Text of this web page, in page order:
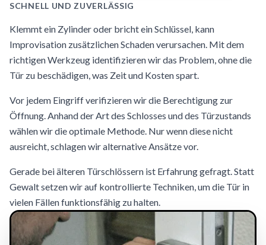
SCHNELL UND ZUVERLÄSSIG
Klemmt ein Zylinder oder bricht ein Schlüssel, kann
Improvisation zusätzlichen Schaden verursachen. Mit dem
richtigen Werkzeug identifizieren wir das Problem, ohne die
Tür zu beschädigen, was Zeit und Kosten spart.
Vor jedem Eingriff verifizieren wir die Berechtigung zur
Öffnung. Anhand der Art des Schlosses und des Türzustands
wählen wir die optimale Methode. Nur wenn diese nicht
ausreicht, schlagen wir alternative Ansätze vor.
Gerade bei älteren Türschlössern ist Erfahrung gefragt. Statt
Gewalt setzen wir auf kontrollierte Techniken, um die Tür in
vielen Fällen funktionsfähig zu halten.